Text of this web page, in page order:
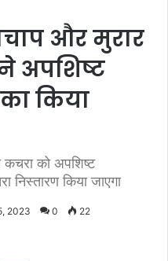
और मुरार
अपशिष्ट
किया
को अपशिष्ट
किया जाएगा
2023 0 22